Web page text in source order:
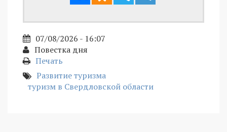
07/08/2026 - 16:07
Повестка дня
Печать
Развитие туризма
туризм в Свердловской области